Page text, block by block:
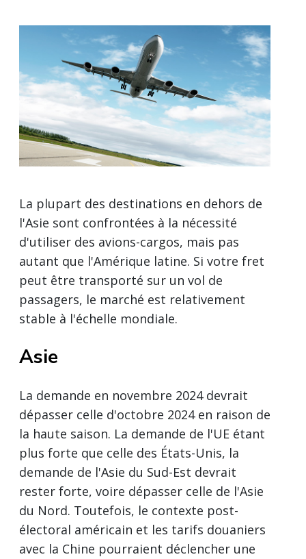
La plupart des destinations en dehors de
l'Asie sont confrontées à la nécessité
d'utiliser des avions-cargos, mais pas
autant que l'Amérique latine. Si votre fret
peut être transporté sur un vol de
passagers, le marché est relativement
stable à l'échelle mondiale.
Asie
La demande en novembre 2024 devrait
dépasser celle d'octobre 2024 en raison de
la haute saison. La demande de l'UE étant
plus forte que celle des États-Unis, la
demande de l'Asie du Sud-Est devrait
rester forte, voire dépasser celle de l'Asie
du Nord. Toutefois, le contexte post-
électoral américain et les tarifs douaniers
avec la Chine pourraient déclencher une